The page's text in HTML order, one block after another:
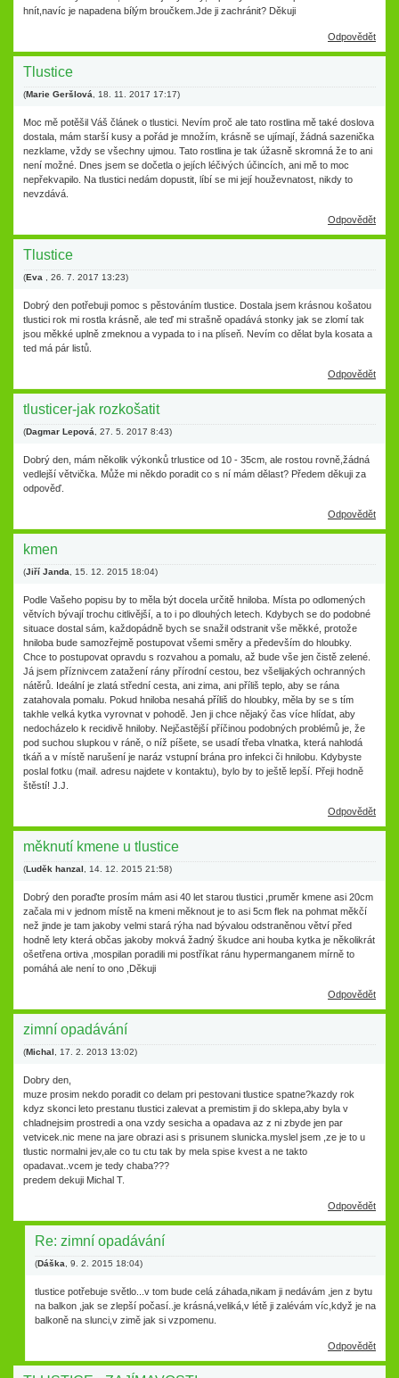
hnít,navíc je napadena bílým broučkem.Jde ji zachránit? Děkuji
Odpovědět
Tlustice
(Marie Geršlová 18. 11. 2017 17:17)
Moc mě potěšil Váš článek o tlustici. Nevím proč ale tato rostlina mě také doslova
dostala, mám starší kusy a pořád je množím, krásně se ujímají, žádná sazenička
nezklame, vždy se všechny ujmou. Tato rostlina je tak úžasně skromná že to ani
není možné. Dnes jsem se dočetla o jejích léčivých účincích, ani mě to moc
nepřekvapilo. Na tlustici nedám dopustit, líbí se mi její houževnatost, nikdy to
nevzdává.
Odpovědět
Tlustice
(Eva 26. 7. 2017 13:23)
Dobrý den potřebuji pomoc s pěstováním tlustice. Dostala jsem krásnou košatou
tlustici rok mi rostla krásně, ale teď mi strašně opadává stonky jak se zlomí tak
jsou měkké uplně zmeknou a vypada to i na plíseň. Nevím co dělat byla kosata a
ted má pár listů.
Odpovědět
tlusticer-jak rozkošatit
(Dagmar Lepová 27. 5. 2017 8:43)
Dobrý den, mám několik výkonků trlustice od 10 - 35cm, ale rostou rovně,žádná
vedlejší větvička. Může mi někdo poradit co s ní mám dělast? Předem děkuji za
odpověď.
Odpovědět
kmen
(Jiří Janda 15. 12. 2015 18:04)
Podle Vašeho popisu by to měla být docela určitě hniloba. Místa po odlomených
větvích bývají trochu citlivější, a to i po dlouhých letech. Kdybych se do podobné
situace dostal sám, každopádně bych se snažil odstranit vše měkké, protože
hniloba bude samozřejmě postupovat všemi směry a především do hloubky.
Chce to postupovat opravdu s rozvahou a pomalu, až bude vše jen čistě zelené.
Já jsem příznivcem zatažení rány přírodní cestou, bez všelijakých ochranných
nátěrů. Ideální je zlatá střední cesta, ani zima, ani příliš teplo, aby se rána
zatahovala pomalu. Pokud hniloba nesahá příliš do hloubky, měla by se s tím
takhle velká kytka vyrovnat v pohodě. Jen ji chce nějaký čas více hlídat, aby
nedocházelo k recidivě hniloby. Nejčastější příčinou podobných problémů je, že
pod suchou slupkou v ráně, o níž píšete, se usadí třeba vlnatka, která nahlodá
tkáň a v místě narušení je naráz vstupní brána pro infekci či hnilobu. Kdybyste
poslal fotku (mail. adresu najdete v kontaktu), bylo by to ještě lepší. Přeji hodně
štěstí! J.J.
Odpovědět
měknutí kmene u tlustice
(Luděk hanzal 14. 12. 2015 21:58)
Dobrý den poraďte prosím mám asi 40 let starou tlustici ,pruměr kmene asi 20cm
začala mi v jednom místě na kmeni měknout je to asi 5cm flek na pohmat měkčí
než jinde je tam jakoby velmi stará rýha nad bývalou odstraněnou větví před
hodně lety která občas jakoby mokvá žadný škudce ani houba kytka je několikrát
ošetřena ortiva ,mospilan poradili mi postříkat ránu hypermanganem mírně to
pomáhá ale není to ono ,Děkuji
Odpovědět
zimní opadávání
(Michal 17. 2. 2013 13:02)
Dobry den,
muze prosim nekdo poradit co delam pri pestovani tlustice spatne?kazdy rok
kdyz skonci leto prestanu tlustici zalevat a premistim ji do sklepa,aby byla v
chladnejsim prostredi a ona vzdy sesicha a opadava az z ni zbyde jen par
vetvicek.nic mene na jare obrazi asi s prisunem slunicka.myslel jsem ,ze je to u
tlustic normalni jev,ale co tu ctu tak by mela spise kvest a ne takto
opadavat..vcem je tedy chaba???
predem dekuji Michal T.
Odpovědět
Re: zimní opadávání
(Dáška 9. 2. 2015 18:04)
tlustice potřebuje světlo...v tom bude celá záhada,nikam ji nedávám ,jen z bytu
na balkon ,jak se zlepší počasí..je krásná,veliká,v létě ji zalévám víc,když je na
balkoně na slunci,v zimě jak si vzpomenu.
Odpovědět